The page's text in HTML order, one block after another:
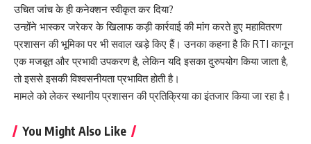
उचित जांच के ही कनेक्शन स्वीकृत कर दिया?
उन्होंने भास्कर जरेकर के खिलाफ कड़ी कार्रवाई की मांग करते हुए महावितरण
प्रशासन की भूमिका पर भी सवाल खड़े किए हैं। उनका कहना है कि RTI कानून
एक मजबूत और प्रभावी उपकरण है, लेकिन यदि इसका दुरुपयोग किया जाता है,
तो इससे इसकी विश्वसनीयता प्रभावित होती है।
मामले को लेकर स्थानीय प्रशासन की प्रतिक्रिया का इंतजार किया जा रहा है।
You Might Also Like